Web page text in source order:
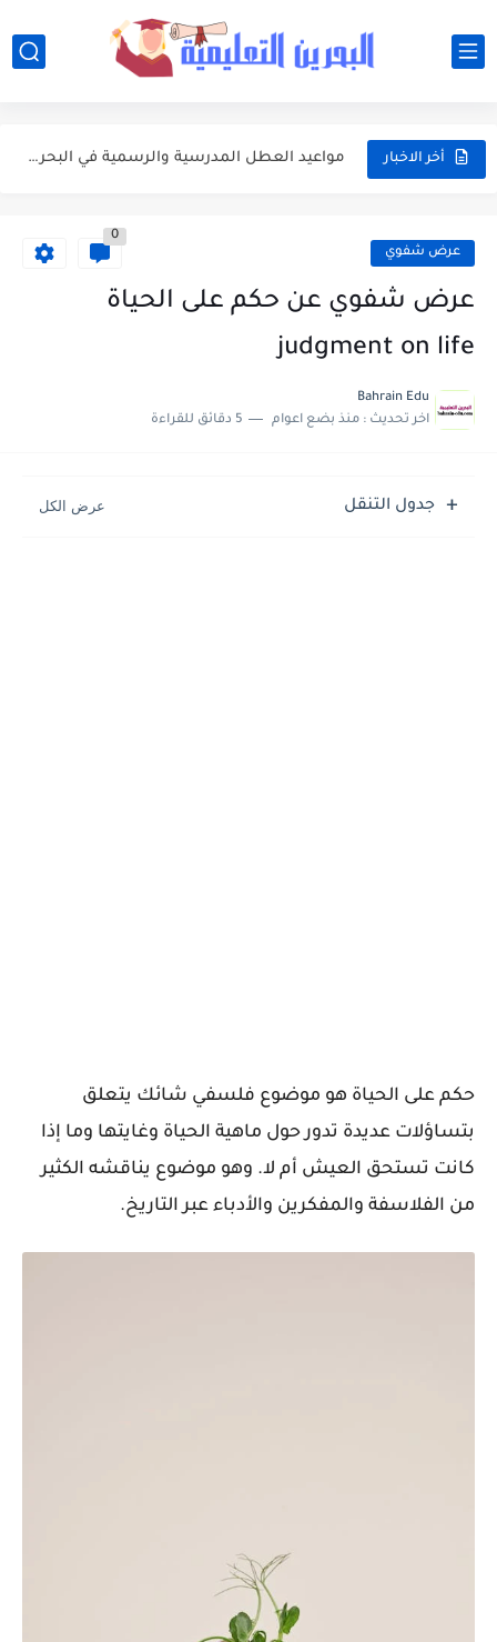
أخر الاخبار
أفضل النصائح لإدارة ميزانية الأسرة عند شراء مستلزمات المدرسة
مواعيد العطل المدرسية والرسمية في البحرين خلال العام الدراسي 2026-2027
مواعيد بداية ونهاية الفصول الدراسية في البحرين للعام الدراسي 2026-2027 عرض شفوي
0
عرض شفوي عن حكم على الحياة
judgment on life
Bahrain Edu
اخر تحديث : منذ بضع اعوام 5 دقائق للقراءة
جدول التنقل
حكم على الحياة هو موضوع فلسفي شائك يتعلق
بتساؤلات عديدة تدور حول ماهية الحياة وغايتها وما إذا
كانت تستحق العيش أم لا. وهو موضوع يناقشه الكثير
من الفلاسفة والمفكرين والأدباء عبر التاريخ.